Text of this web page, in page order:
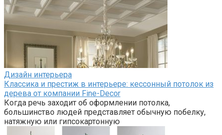
Дизайн интерьера
Классика и престиж в интерьере: кессонный потолок из
дерева от компании Fine-Decor
Когда речь заходит об оформлении потолка,
большинство людей представляет обычную побелку,
натяжную или гипсокартонную